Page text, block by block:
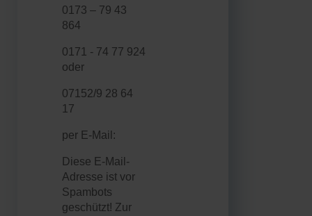
0173 – 79 43
864
0171 - 74 77 924
oder
07152/9 28 64
17
per E-Mail:
Diese E-Mail-
Adresse ist vor
Spambots
geschützt! Zur